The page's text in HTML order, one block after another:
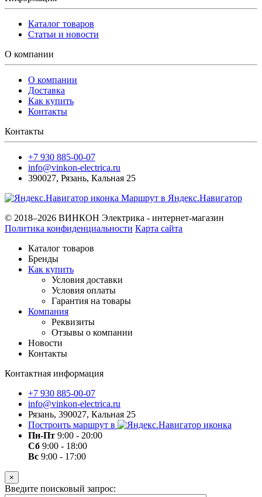
Каталог товаров
Статьи и новости
О компании
О компании
Доставка
Как купить
Контакты
Контакты
+7 930 885-00-07
info@vinkon-electrica.ru
390027, Рязань, Кальная 25
Маршрут в Яндекс.Навигатор
© 2018–2026 ВИНКОН Электрика - интернет-магазин
Политика конфиденциальности Карта сайта
Каталог товаров
Бренды
Как купить
Условия доставки
Условия оплаты
Гарантия на товары
Компания
Реквизиты
Отзывы о компании
Новости
Контакты
Контактная информация
+7 930 885-00-07
info@vinkon-electrica.ru
Рязань, 390027, Кальная 25
Построить маршрут в
Пн-Пт 9:00 - 20:00
Сб 9:00 - 18:00
Вс 9:00 - 17:00
×
Введите поисковый запрос: